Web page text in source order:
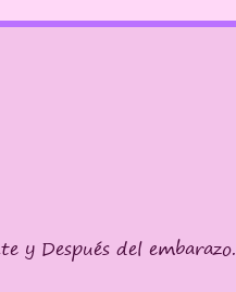
y Después del embarazo.